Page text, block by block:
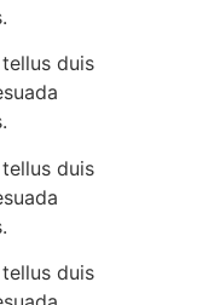
duis
duis
duis